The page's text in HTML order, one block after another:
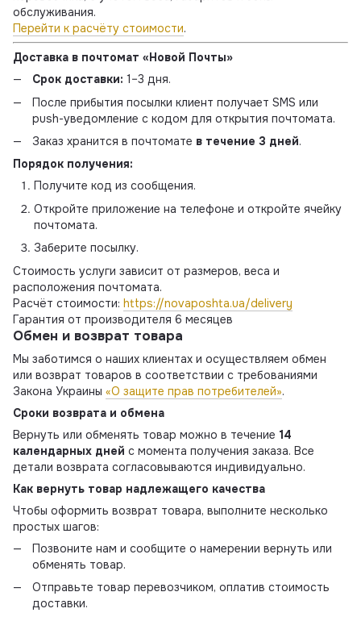
обслуживания.
Перейти к расчёту стоимости.
Доставка в почтомат «Новой Почты»
Срок доставки: 1–3 дня.
После прибытия посылки клиент получает SMS или
push-уведомление с кодом для открытия почтомата.
Заказ хранится в почтомате в течение 3 дней.
Порядок получения:
Получите код из сообщения.
Откройте приложение на телефоне и откройте ячейку
почтомата.
Заберите посылку.
Стоимость услуги зависит от размеров, веса и
расположения почтомата.
Расчёт стоимости: https://novaposhta.ua/delivery
Гарантия от производителя 6 месяцев
Обмен и возврат товара
Мы заботимся о наших клиентах и осуществляем обмен
или возврат товаров в соответствии с требованиями
Закона Украины «О защите прав потребителей».
Сроки возврата и обмена
Вернуть или обменять товар можно в течение 14
календарных дней с момента получения заказа. Все
детали возврата согласовываются индивидуально.
Как вернуть товар надлежащего качества
Чтобы оформить возврат товара, выполните несколько
простых шагов:
Позвоните нам и сообщите о намерении вернуть или
обменять товар.
Отправьте товар перевозчиком, оплатив стоимость
доставки.